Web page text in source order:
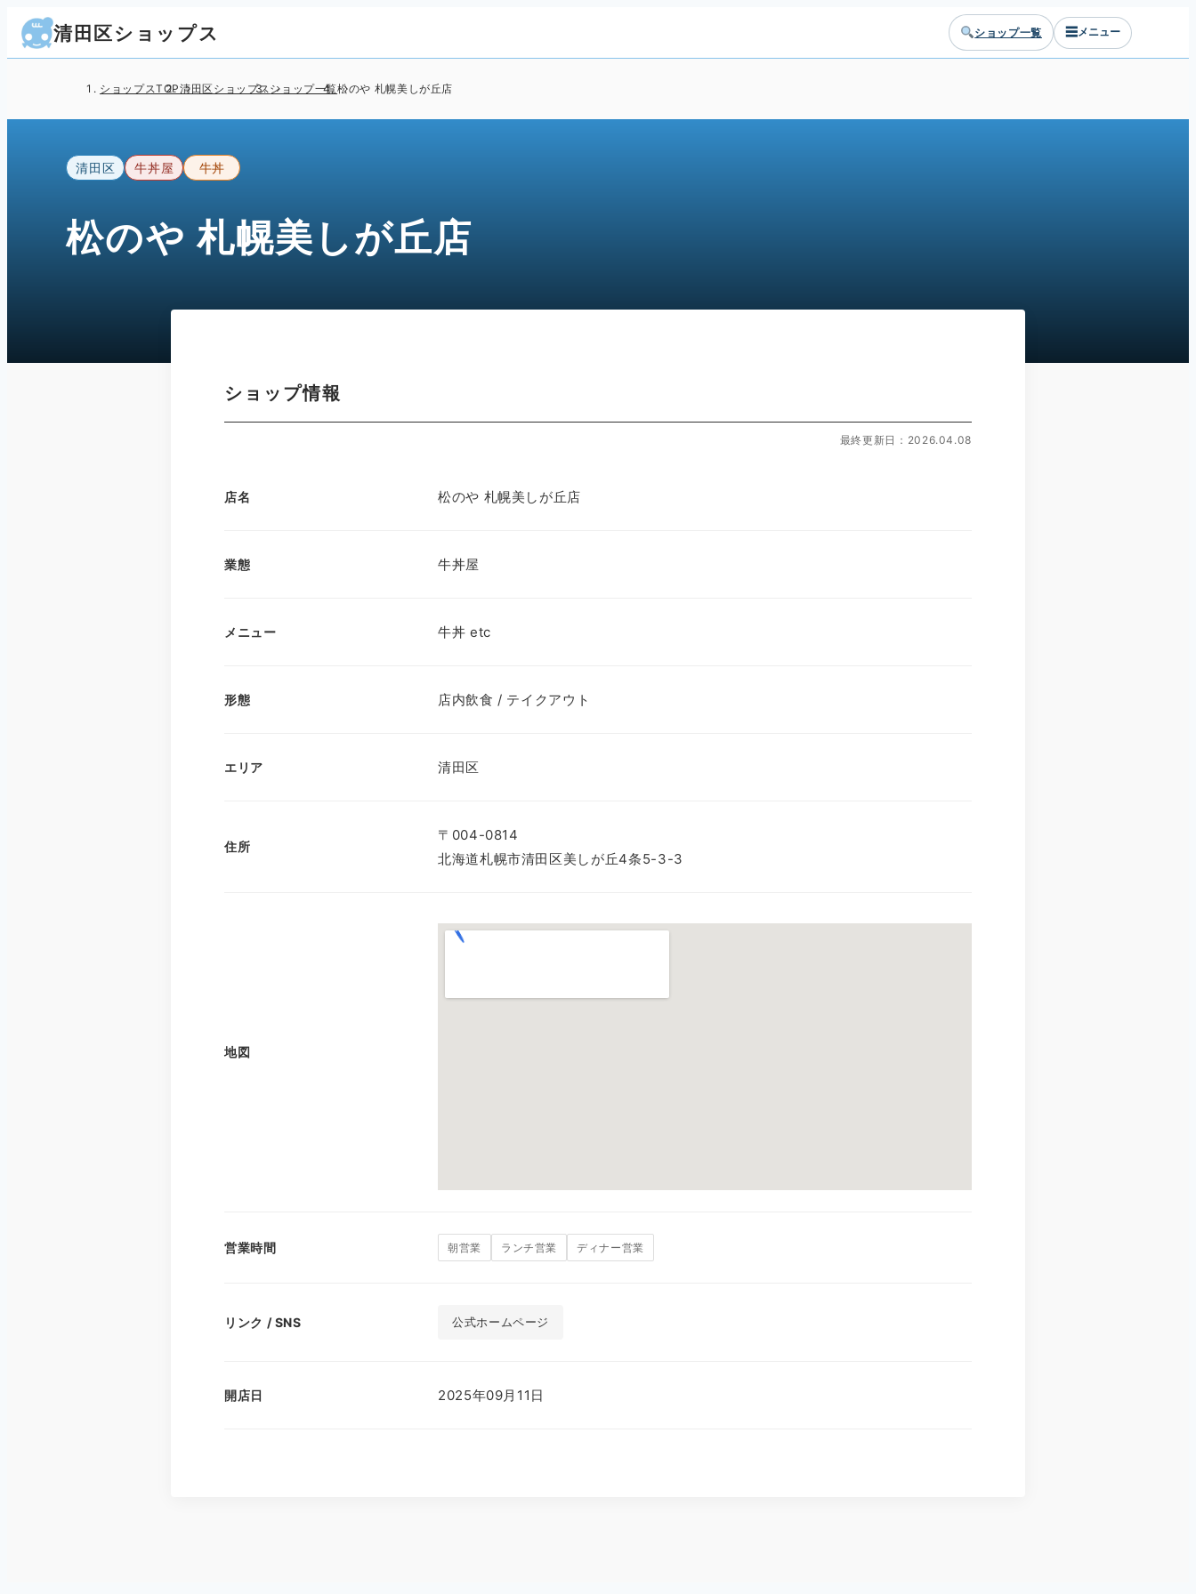
清田区ショップス ショップ一覧 ☰メニュー
ショップスTOP清田区ショップスショップ一覧松のや 札幌美しが丘店
清田区 牛丼屋 牛丼
松のや 札幌美しが丘店
ショップ情報
最終更新日：2026.04.08
店名 松のや 札幌美しが丘店
業態 牛丼屋
メニュー 牛丼 etc
形態 店内飲食 / テイクアウト
エリア 清田区
住所
〒004-0814
北海道札幌市清田区美しが丘4条5-3-3
地図
営業時間 朝営業 ランチ営業 ディナー営業
リンク / SNS 公式ホームページ
開店日 2025年09月11日